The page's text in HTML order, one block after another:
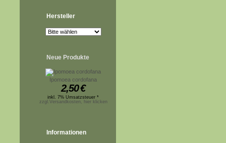
Hersteller
Neue Produkte
Ipomoea cordofana
2,50€
inkl. 7% Umsatzsteuer *
zzgl.Versandkosten, hier klicken
Informationen